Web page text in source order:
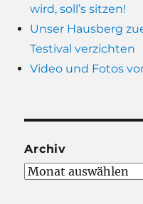
wird, soll’s sitzen!
Unser Hausberg
Testival verzichten
Video und Fotos
Archiv
Archiv